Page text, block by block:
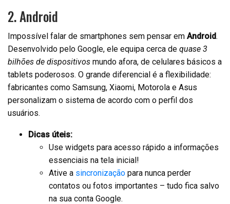
2. Android
Impossível falar de smartphones sem pensar em Android.
Desenvolvido pelo Google, ele equipa cerca de quase 3
bilhões de dispositivos mundo afora, de celulares básicos a
tablets poderosos. O grande diferencial é a flexibilidade:
fabricantes como Samsung, Xiaomi, Motorola e Asus
personalizam o sistema de acordo com o perfil dos
usuários.
Dicas úteis:
Use widgets para acesso rápido a informações
essenciais na tela inicial!
Ative a sincronização para nunca perder
contatos ou fotos importantes – tudo fica salvo
na sua conta Google.